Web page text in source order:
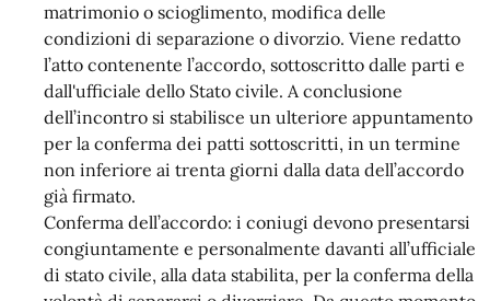
matrimonio o scioglimento, modifica delle
condizioni di separazione o divorzio. Viene redatto
l’atto contenente l’accordo, sottoscritto dalle parti e
dall'ufficiale dello Stato civile. A conclusione
dell’incontro si stabilisce un ulteriore appuntamento
per la conferma dei patti sottoscritti, in un termine
non inferiore ai trenta giorni dalla data dell’accordo
già firmato.
Conferma dell’accordo: i coniugi devono presentarsi
congiuntamente e personalmente davanti all’ufficiale
di stato civile, alla data stabilita, per la conferma della